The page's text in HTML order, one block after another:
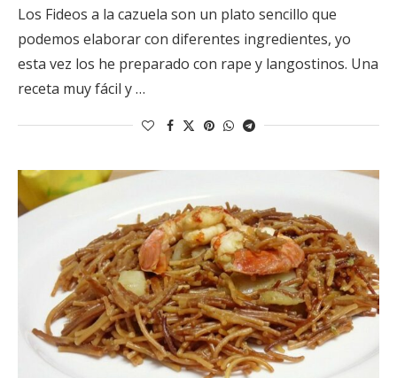
Los Fideos a la cazuela son un plato sencillo que
podemos elaborar con diferentes ingredientes, yo
esta vez los he preparado con rape y langostinos. Una
receta muy fácil y …